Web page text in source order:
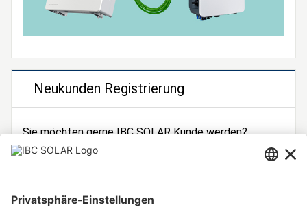
Neukunden Registrierung
Sie möchten gerne IBC SOLAR Kunde werden?
Dann registrieren Sie sich jetzt!